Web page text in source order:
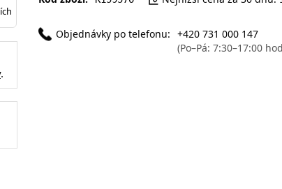
.
Objednávky po telefonu: +420 731 000 147
(Po–Pá: 7:30–17:00